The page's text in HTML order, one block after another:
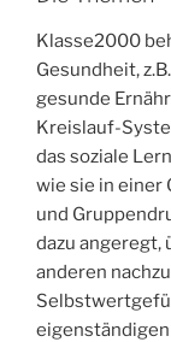
Klasse2000
Gesundheit,
gesunde
Kreislauf-
das soziale
wie sie in einer
und
dazu angeregt,
anderen